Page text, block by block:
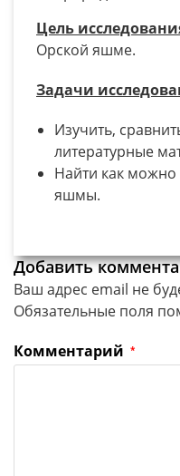
Цель
Орской яшме.
Задачи
Изучить,
литературные
Найти как
яшмы.
Добавить
Ваш адрес email не
Обязательные поля
Комментарий *